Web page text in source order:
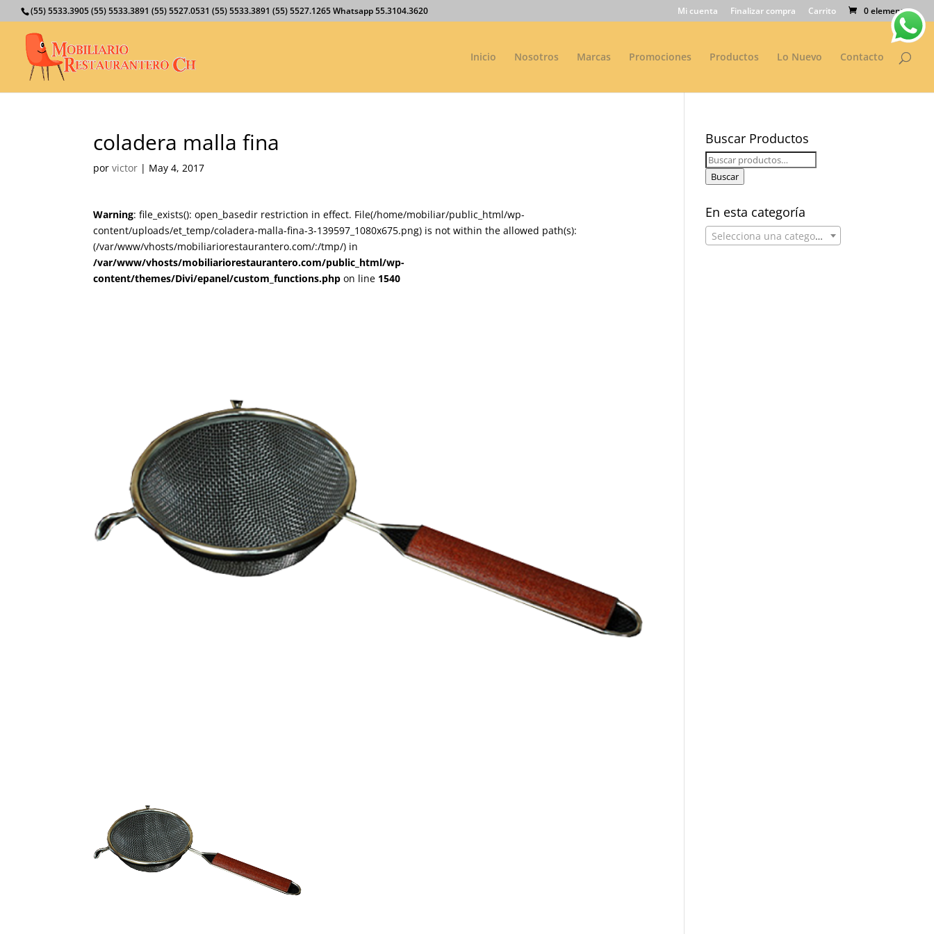
(55) 5533.3905 (55) 5533.3891 (55) 5527.0531 (55) 5533.3891 (55) 5527.1265 Whatsapp 55.3104.3620 Mi cuenta Finalizar compra Carrito 0 elementos
Inicio Nosotros Marcas Promociones Productos Lo Nuevo Contacto
coladera malla fina
porvictor | May 4, 2017
Warning: file_exists(): open_basedir restriction in effect. File(/home/mobiliar/public_html/wp-
content/uploads/et_temp/coladera-malla-fina-3-139597_1080x675.png) is not within the allowed path(s):
(/var/www/vhosts/mobiliariorestaurantero.com/:/tmp/) in
/var/www/vhosts/mobiliariorestaurantero.com/public_html/wp-
content/themes/Divi/epanel/custom_functions.php on line 1540
Buscar Productos
Buscar
por:
Buscar
En esta categoría
Selecciona una categoría